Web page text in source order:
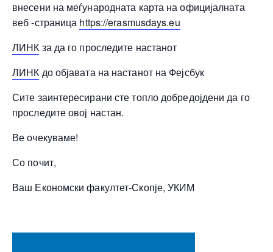
внесени на меѓународната карта на официјалната
веб -страница https://erasmusdays.eu
ЛИНК за да го проследите настанот
ЛИНК до објавата на настанот на Фејсбук
Сите заинтересирани сте топло добредојдени да го
проследите овој настан.
Ве очекуваме!
Со почит,
Ваш Економски факултет-Скопје, УКИМ